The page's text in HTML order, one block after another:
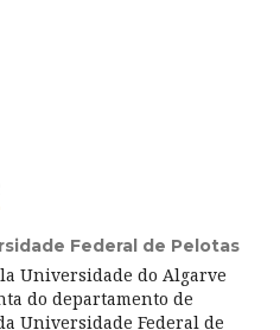
Federal de Pelotas
Universidade do Algarve
do departamento de
Universidade Federal de